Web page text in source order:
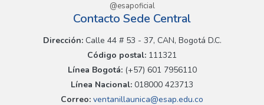
@esapoficial
Contacto Sede Central
Dirección:Calle 44 # 53 - 37, CAN, Bogotá D.C.
Código postal: 111321
Línea Bogotá:(+57) 601 7956110
Línea Nacional: 018000 423713
Correo: ventanillaunica@esap.edu.co